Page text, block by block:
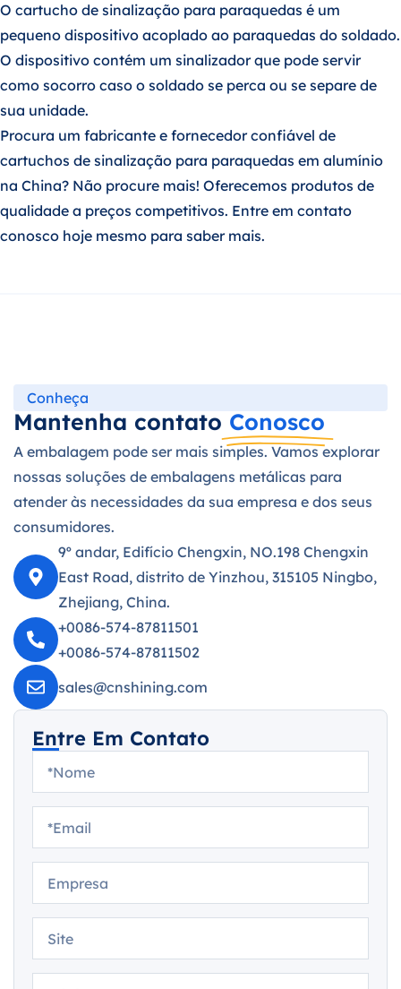
O cartucho de sinalização para paraquedas é um
pequeno dispositivo acoplado ao paraquedas do soldado.
O dispositivo contém um sinalizador que pode servir
como socorro caso o soldado se perca ou se separe de
sua unidade.
Procura um fabricante e fornecedor confiável de
cartuchos de sinalização para paraquedas em alumínio
na China? Não procure mais! Oferecemos produtos de
qualidade a preços competitivos. Entre em contato
conosco hoje mesmo para saber mais.
Conheça
Mantenha contato Conosco
A embalagem pode ser mais simples. Vamos explorar
nossas soluções de embalagens metálicas para
atender às necessidades da sua empresa e dos seus
consumidores.
9º andar, Edifício Chengxin, NO.198 Chengxin
East Road, distrito de Yinzhou, 315105 Ningbo,
Zhejiang, China.
+0086-574-87811501
+0086-574-87811502
sales@cnshining.com
Entre Em Contato